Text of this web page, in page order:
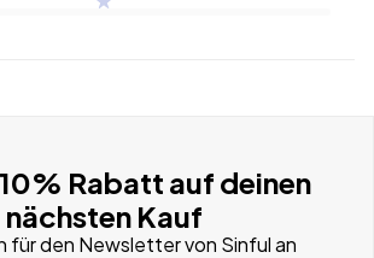
Rabatt auf deinen
nächsten Kauf
für den Newsletter von Sinful an